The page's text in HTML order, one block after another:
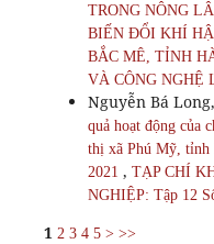
TRONG NÔNG
BIẾN ĐỔI KHÍ
BẮC MÊ, TỈNH
VÀ CÔNG NGHỆ
Nguyễn Bá
quả hoạt động của
thị xã Phú Mỹ, tỉnh
2021 , TẠP CHÍ
NGHIỆP: Tập 12
1 2 3 4 5 > >>